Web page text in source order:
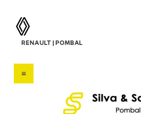
RENAULT | POMBALConcessionário Renault
HOME